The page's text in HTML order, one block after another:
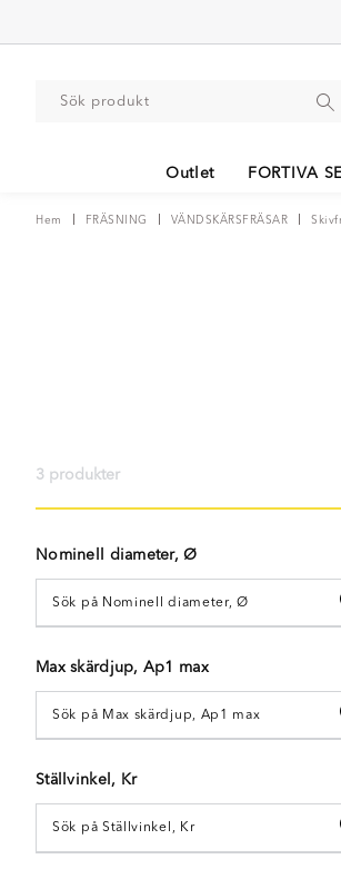
Outlet FORTIVA
Hem FRÄSNING VÄNDSKÄRSFRÄSAR
3 produkter
Nominell diameter, Ø
Max skärdjup, Ap1 max
Ställvinkel, Kr